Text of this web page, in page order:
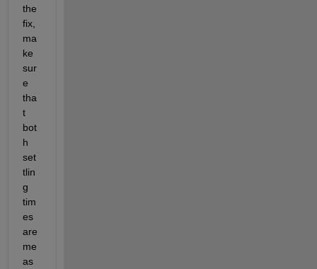
the
fix,
ma
ke
sur
e
tha
t
bot
h
set
tlin
g
tim
es
are
me
as